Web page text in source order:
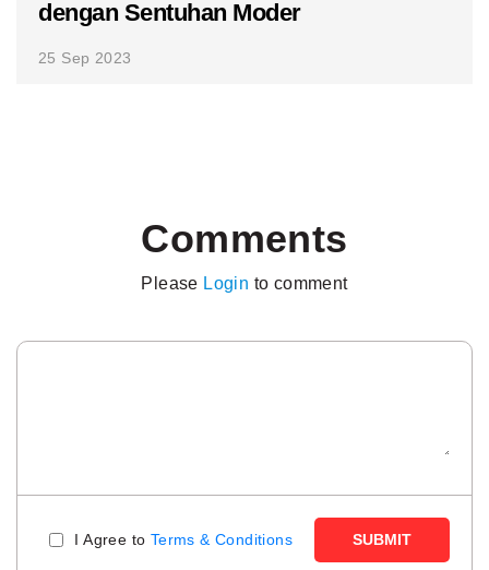
dengan Sentuhan Moder
25 Sep 2023
Comments
Please Login to comment
I Agree to Terms & Conditions SUBMIT